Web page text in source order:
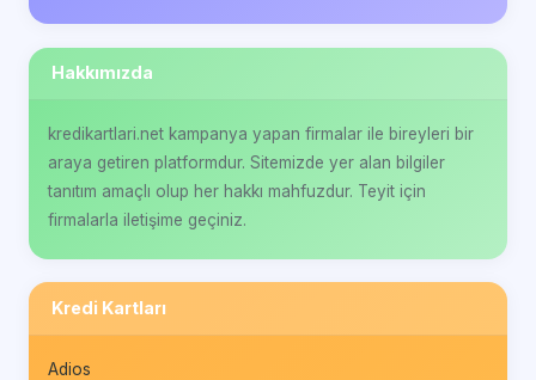
Hakkımızda
kredikartlari.net kampanya yapan firmalar ile bireyleri bir
araya getiren platformdur. Sitemizde yer alan bilgiler
tanıtım amaçlı olup her hakkı mahfuzdur. Teyit için
firmalarla iletişime geçiniz.
Kredi Kartları
Adios